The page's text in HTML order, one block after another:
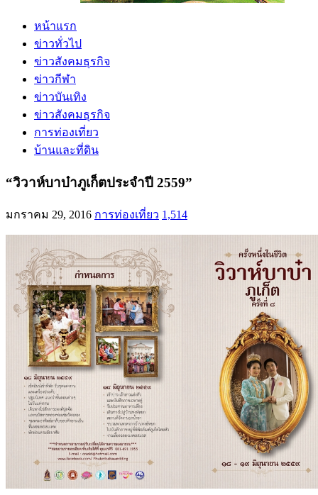
หน้าแรก
ข่าวทั่วไป
ข่าวสังคมธุรกิจ
ข่าวกีฬา
ข่าวบันเทิง
ข่าวสังคมธุรกิจ
การท่องเที่ยว
บ้านและที่ดิน
“วิวาห์บาบ๋าภูเก็ตประจำปี 2559”
มกราคม 29, 2016 การท่องเที่ยว 1,514